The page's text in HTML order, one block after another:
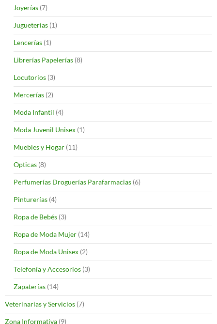
Joyerías (7)
Jugueterías (1)
Lencerías (1)
Librerías Papelerías (8)
Locutorios (3)
Mercerías (2)
Moda Infantil (4)
Moda Juvenil Unisex (1)
Muebles y Hogar (11)
Opticas (8)
Perfumerías Droguerías Parafarmacias (6)
Pinturerías (4)
Ropa de Bebés (3)
Ropa de Moda Mujer (14)
Ropa de Moda Unisex (2)
Telefonía y Accesorios (3)
Zapaterías (14)
Veterinarias y Servicios (7)
Zona Informativa (9)